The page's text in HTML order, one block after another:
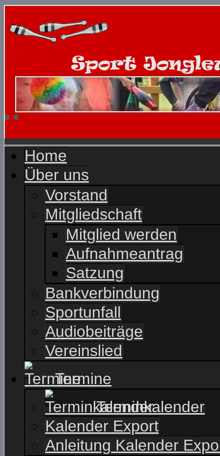
Home
Über uns
Vorstand
Mitgliedschaft
Mitglied werden
Aufnahmeantrag
Satzung
Bankverbindung
Sportunfall
Audiobeiträge
Vereinslied
Termine
Terminkalender
Kalender Export
Anleitung Kalender